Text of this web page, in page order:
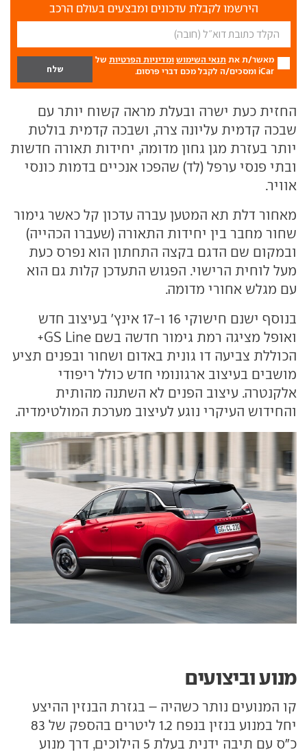
הירשמו לקבלת עדכונים ומבצעים בעולם הרכב
מאשר/ת את תנאי השימוש ומדיניות הפרטיות של
iCar ומסכים/ה לקבל מכם דברי פרסום.
החזית כעת ישרה ובעלת מראה קשוח יותר עם
שבכה קדמית עליונה צרה, ושבכה קדמית בולטת
יותר בעזרת מגן גחון מדומה, יחידות תאורה חדשות
ובתי פנסי ערפל (לד) שהפכו אנכיים בדמות כונסי
אוויר.
מאחור דלת תא המטען עברה עדכון קל כאשר גימור
שחור מחבר בין יחידות התאורה (שעברו הכהייה)
ובמקום שם הדגם בקצה התחתון הוא נפרס כעת
מעל לוחית הרישוי. הפגוש התעדכן קלות גם הוא
עם מגלש אחורי מדומה.
בנוסף ישנם חישוקי 16 ו-17 אינץ' בעיצוב חדש
ואופל מציגה רמת גימור חדשה בשם GS Line+
הכוללת צביעה דו גונית באדום ושחור ובפנים תציע
מושבים בעיצוב ארגונומי חדש כולל ריפודי
אלקנטרה. עיצוב הפנים לא השתנה מהותית
והחידוש העיקרי נוגע לעיצוב מערכת המולטימדיה.
מנוע וביצועים
קו המנועים נותר כשהיה – בגזרת הבנזין ההיצע
יחל במנוע בנזין בנפח 1.2 ליטרים בהספק של 83
כ"ס עם תיבה ידנית בעלת 5 הילוכים, דרך מנוע